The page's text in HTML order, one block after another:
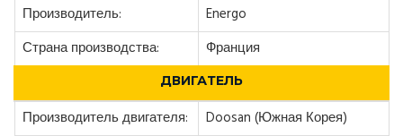
Производитель:
Energo
Страна производства:
Франция
ДВИГАТЕЛЬ
Производитель двигателя:
Doosan (Южная Корея)